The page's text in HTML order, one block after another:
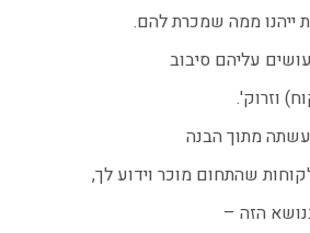
ייהנו ממה שמכרת להם.
עליהם סיבוב
וזרוק'.
מתוך הבנה
שהתחום מוכר וידוע לך,
הזה –